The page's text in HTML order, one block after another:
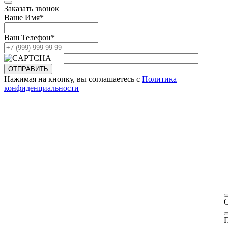
Заказать звонок
Ваше Имя*
Ваш Телефон*
ОТПРАВИТЬ
Нажимая на кнопку, вы соглашаетесь с Политика
конфиденциальности